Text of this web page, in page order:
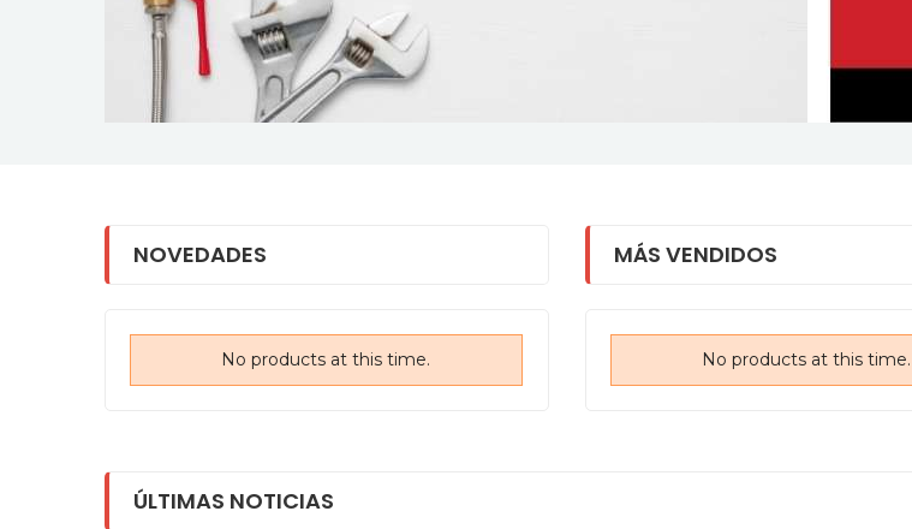
NOVEDADES
No products at this time. No products at this time.
MÁS VENDIDOS
No products at this time. No products at this time.
No products at
ÚLTIMAS NOTICIAS